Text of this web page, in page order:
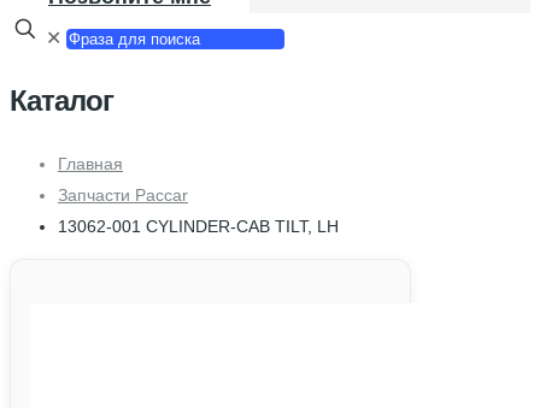
✕
Каталог
Главная
Запчасти Paccar
13062-001 CYLINDER-CAB TILT, LH